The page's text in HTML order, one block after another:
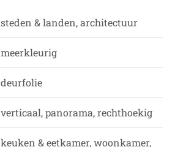
steden & landen, architectuur
meerkleurig
deurfolie
verticaal, panorama, rechthoekig
keuken & eetkamer, woonkamer,